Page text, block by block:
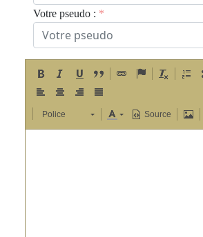
Votre pseudo :
Police Source